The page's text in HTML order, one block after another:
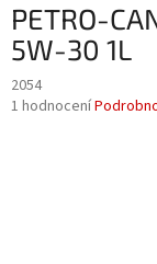
PETRO-
5W-30 1L
2054
Průměrné
1 hodnocení